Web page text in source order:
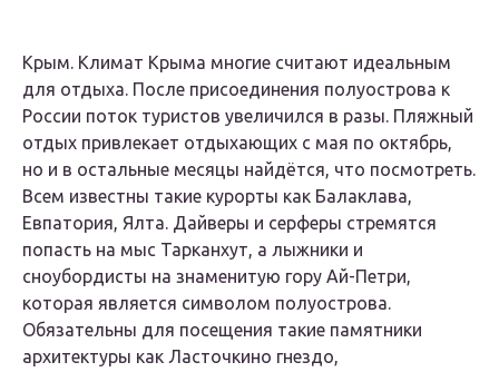
Крым. Климат Крыма многие считают идеальным
для отдыха. После присоединения полуострова к
России поток туристов увеличился в разы. Пляжный
отдых привлекает отдыхающих с мая по октябрь,
но и в остальные месяцы найдётся, что посмотреть.
Всем известны такие курорты как Балаклава,
Евпатория, Ялта. Дайверы и серферы стремятся
попасть на мыс Тарканхут, а лыжники и
сноубордисты на знаменитую гору Ай-Петри,
которая является символом полуострова.
Обязательны для посещения такие памятники
архитектуры как Ласточкино гнездо,